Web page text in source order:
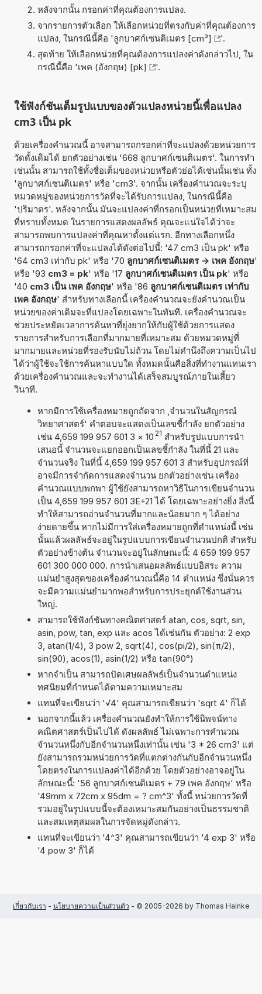
หลังจากนั้น กรอกค่าที่คุณต้องการแปลง.
จากรายการตัวเลือก ให้เลือกหน่วยที่ตรงกับค่าที่คุณต้องการ
แปลง, ในกรณีนี้คือ 'ลูกบาศก์เซนติเมตร [cm³]
'.
สุดท้าย ให้เลือกหน่วยที่คุณต้องการแปลงค่าดังกล่าวไป, ใน
กรณีนี้คือ 'เพค (อังกฤษ) [pk] '.
ใช้ฟังก์ชันเต็มรูปแบบของตัวแปลงหน่วยนี้เพื่อแปลง
cm3 เป็น pk
ด้วยเครื่องคำนวณนี้ อาจสามารถกรอกค่าที่จะแปลงด้วยหน่วยการ
วัดดั้งเดิมได้ ยกตัวอย่างเช่น '668 ลูกบาศก์เซนติเมตร'. ในการทำ
เช่นนั้น สามารถใช้ทั้งชื่อเต็มของหน่วยหรือตัวย่อได้เช่นนั้นเช่น ทั้ง
'ลูกบาศก์เซนติเมตร' หรือ 'cm3'. จากนั้น เครื่องคำนวณจะระบุ
หมวดหมู่ของหน่วยการวัดที่จะได้รับการแปลง, ในกรณีนี้คือ
'ปริมาตร'. หลังจากนั้น มันจะแปลงค่าที่กรอกเป็นหน่วยที่เหมาะสม
ที่ทราบทั้งหมด ในรายการแสดงผลลัพธ์ คุณจะแน่ใจได้ว่าจะ
สามารถพบการแปลงค่าที่คุณหาตั้งแต่แรก. อีกทางเลือกหนึ่ง
สามารถกรอกค่าที่จะแปลงได้ดังต่อไปนี้: '47 cm3 เป็น pk' หรือ
'64 cm3 เท่ากับ pk' หรือ '70 ลูกบาศก์เซนติเมตร -> เพค อังกฤษ'
หรือ '93 cm3 = pk' หรือ '17 ลูกบาศก์เซนติเมตร เป็น pk' หรือ
'40 cm3 เป็น เพค อังกฤษ' หรือ '86 ลูกบาศก์เซนติเมตร เท่ากับ
เพค อังกฤษ' สำหรับทางเลือกนี้ เครื่องคำนวณจะยังคำนวณเป็น
หน่วยของค่าเดิมจะที่แปลงโดยเฉพาะในทันที. เครื่องคำนวณจะ
ช่วยประหยัดเวลาการค้นหาที่ยุ่งยากให้กับผู้ใช้ด้วยการแสดง
รายการสำหรับการเลือกที่มากมายที่เหมาะสม ด้วยหมวดหมู่ที่
มากมายและหน่วยที่รองรับนับไม่ถ้วน โดยไม่คำนึงถึงความเป็นไป
ได้ว่าผู้ใช้จะใช้การค้นหาแบบใด ทั้งหมดนั้นคือสิ่งที่ทำงานแทนเรา
ด้วยเครื่องคำนวณและจะทำงานได้เสร็จสมบูรณ์ภายในเสี้ยว
วินาที.
หากมีการใช้เครื่องหมายถูกถัดจาก ,จำนวนในสัญกรณ์
วิทยาศาสตร์' คำตอบจะแสดงเป็นเลขชี้กำลัง ยกตัวอย่าง
เช่น 4,659 199 957 601 3 × 10 21 สำหรับรูปแบบการนำ
เสนอนี้ จำนวนจะแยกออกเป็นเลขชี้กำลัง ในที่นี้ 21 และ
จำนวนจริง ในที่นี้ 4,659 199 957 601 3 สำหรับอุปกรณ์ที่
อาจมีการจำกัดการแสดงจำนวน ยกตัวอย่างเช่น เครื่อง
คำนวณแบบพกพา ผู้ใช้ยังสามารถหาวิธีในการเขียนจำนวน
เป็น 4,659 199 957 601 3E+21 ได้ โดยเฉพาะอย่างยิ่ง สิ่งนี้
ทำให้สามารถอ่านจำนวนที่มากและน้อยมาก ๆ ได้อย่าง
ง่ายดายขึ้น หากไม่มีการใส่เครื่องหมายถูกที่ตำแหน่งนี้ เช่น
นั้นแล้วผลลัพธ์จะอยู่ในรูปแบบการเขียนจำนวนปกติ สำหรับ
ตัวอย่างข้างต้น จำนวนจะอยู่ในลักษณะนี้: 4 659 199 957
601 300 000 000. การนำเสนอผลลัพธ์แบบอิสระ ความ
แม่นยำสูงสุดของเครื่องคำนวณนี้คือ 14 ตำแหน่ง ซึ่งนั่นควร
จะมีความแม่นยำมากพอสำหรับการประยุกต์ใช้งานส่วน
ใหญ่.
สามารถใช้ฟังก์ชันทางคณิตศาสตร์ atan, cos, sqrt, sin,
asin, pow, tan, exp และ acos ได้เช่นกัน ตัวอย่าง: 2 exp
3, atan(1/4), 3 pow 2, sqrt(4), cos(pi/2), sin(π/2),
sin(90), acos(1), asin(1/2) หรือ tan(90°)
หากจำเป็น สามารถปัดเศษผลลัพธ์เป็นจำนวนตำแหน่ง
ทศนิยมที่กำหนดได้ตามความเหมาะสม
แทนที่จะเขียนว่า '√4' คุณสามารถเขียนว่า 'sqrt 4' ก็ได้
นอกจากนี้แล้ว เครื่องคำนวณยังทำให้การใช้นิพจน์ทาง
คณิตศาสตร์เป็นไปได้ ดังผลลัพธ์ ไม่เฉพาะการคำนวณ
จำนวนหนึ่งกับอีกจำนวนหนึ่งเท่านั้น เช่น '3 * 26 cm3' แต่
ยังสามารถรวมหน่วยการวัดที่แตกต่างกันกับอีกจำนวนหนึ่ง
โดยตรงในการแปลงค่าได้อีกด้วย โดยตัวอย่างอาจอยู่ใน
ลักษณะนี้: '56 ลูกบาศก์เซนติเมตร + 79 เพค อังกฤษ' หรือ
'49mm x 72cm x 95dm = ? cm^3' ทั้งนี้ หน่วยการวัดที่
รวมอยู่ในรูปแบบนี้จะต้องเหมาะสมกันอย่างเป็นธรรมชาติ
และสมเหตุสมผลในการจัดหมู่ดังกล่าว.
แทนที่จะเขียนว่า '4^3' คุณสามารถเขียนว่า '4 exp 3' หรือ
'4 pow 3' ก็ได้
เกี่ยวกับเรา - นโยบายความเป็นส่วนตัว - © 2005-2026 by Thomas Hainke